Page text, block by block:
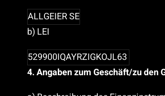
ALLGEIER SE
b) LEI
529900IQAYRZIGKOJL63
4. Angaben zum Geschäft/zu den